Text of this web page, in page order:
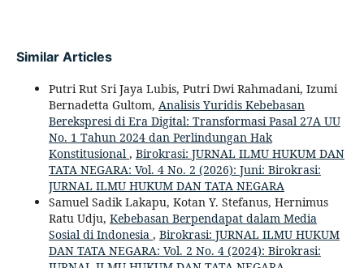
Similar Articles
Putri Rut Sri Jaya Lubis, Putri Dwi Rahmadani, Izumi
Bernadetta Gultom, Analisis Yuridis Kebebasan
Berekspresi di Era Digital: Transformasi Pasal 27A UU
No. 1 Tahun 2024 dan Perlindungan Hak
Konstitusional, Birokrasi: JURNAL ILMU HUKUM DAN
TATA NEGARA: Vol. 4 No. 2 (2026): Juni: Birokrasi:
JURNAL ILMU HUKUM DAN TATA NEGARA
Samuel Sadik Lakapu, Kotan Y. Stefanus, Hernimus
Ratu Udju, Kebebasan Berpendapat dalam Media
Sosial di Indonesia , Birokrasi: JURNAL ILMU HUKUM
DAN TATA NEGARA: Vol. 2 No. 4 (2024): Birokrasi: